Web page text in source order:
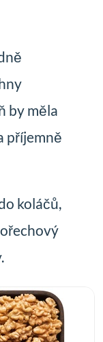
by měla
příjemně
koláčů,